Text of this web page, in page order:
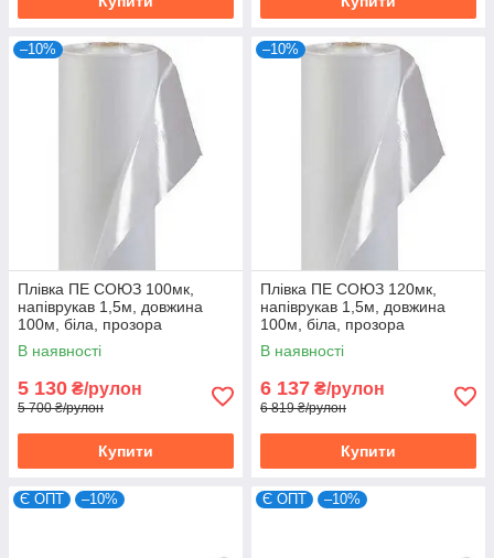
–10%
Плівка ПЕ СОЮЗ 100мк,
напіврукав 1,5м, довжина
100м, біла, прозора
В наявності
5 130 ₴/рулон
5 700 ₴/рулон
Купити
–10%
Плівка ПЕ СОЮЗ 120мк,
напіврукав 1,5м, довжина
100м, біла, прозора
В наявності
6 137 ₴/рулон
6 819 ₴/рулон
Купити
Є ОПТ –10% Є ОПТ –10%